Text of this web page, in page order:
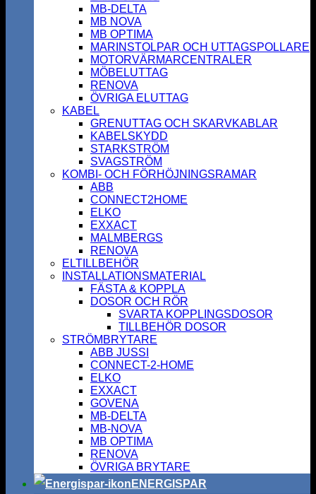
MB-DELTA
MB NOVA
MB OPTIMA
MARINSTOLPAR OCH UTTAGSPOLLARE
MOTORVÄRMARCENTRALER
MÖBELUTTAG
RENOVA
ÖVRIGA ELUTTAG
KABEL
GRENUTTAG OCH SKARVKABLAR
KABELSKYDD
STARKSTRÖM
SVAGSTRÖM
KOMBI- OCH FÖRHÖJNINGSRAMAR
ABB
CONNECT2HOME
ELKO
EXXACT
MALMBERGS
RENOVA
ELTILLBEHÖR
INSTALLATIONSMATERIAL
FÄSTA & KOPPLA
DOSOR OCH RÖR
SVARTA KOPPLINGSDOSOR
TILLBEHÖR DOSOR
STRÖMBRYTARE
ABB JUSSI
CONNECT-2-HOME
ELKO
EXXACT
GOVENA
MB-DELTA
MB-NOVA
MB OPTIMA
RENOVA
ÖVRIGA BRYTARE
ENERGISPAR